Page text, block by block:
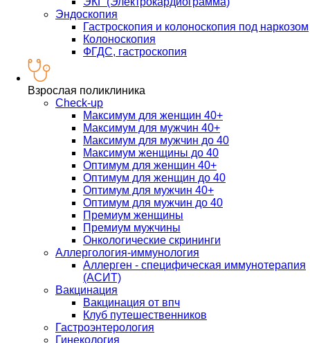
Эндоскопия
Гастроскопия и колоноскопия под наркозом
Колоноскопия
ФГДС, гастроскопия
Взрослая поликлиника
Check-up
Максимум для женщин 40+
Максимум для мужчин 40+
Максимум для мужчин до 40
Максимум женщины до 40
Оптимум для женщин 40+
Оптимум для женщин до 40
Оптимум для мужчин 40+
Оптимум для мужчин до 40
Премиум женщины
Премиум мужчины
Онкологические скрининги
Аллергология-иммунология
Аллерген - специфическая иммунотерапия
(АСИТ)
Вакцинация
Вакцинация от впч
Клуб путешественников
Гастроэнтерология
Гинекология